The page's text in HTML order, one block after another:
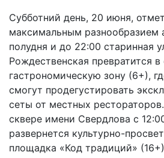
Субботний день, 20 июня,
максимальным разнообразием
полудня и до 22:00 старинная
Рождественская превратится
гастрономическую зону (6+),
смогут продегустировать
сеты от местных
сквере имени Свердлова с
развернется культурно-
площадка «Код традиций»